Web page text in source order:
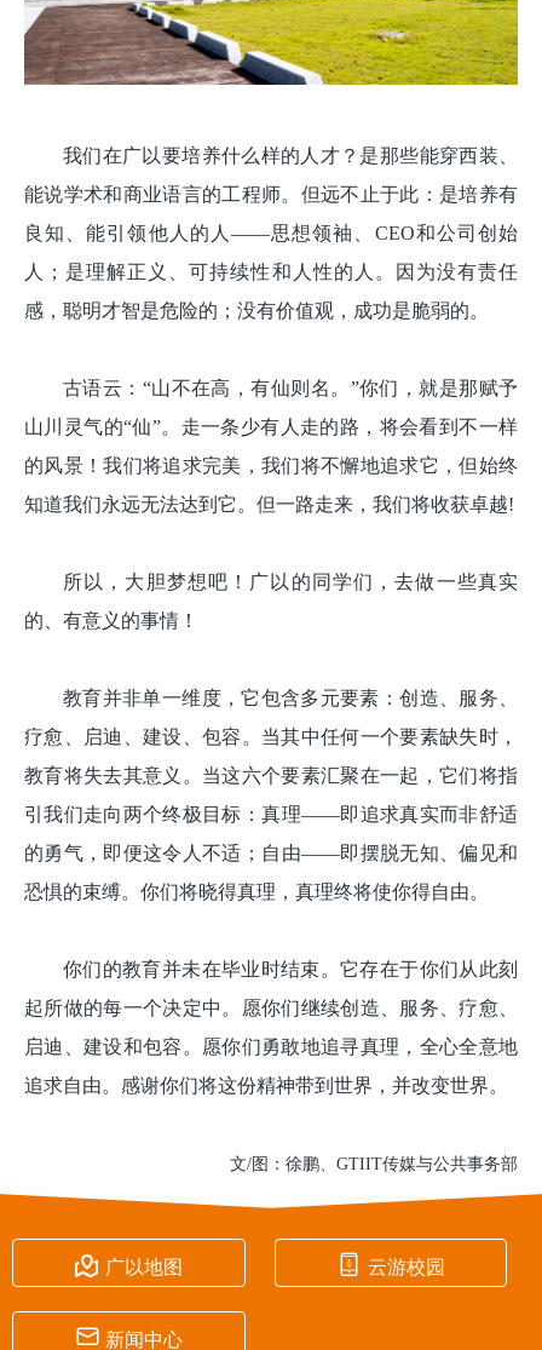
我们在广以要培养什么样的人才？是那些能穿西装、
能说学术和商业语言的工程师。但远不止于此：是培养有
良知、能引领他人的人——思想领袖、CEO和公司创始
人；是理解正义、可持续性和人性的人。因为没有责任
感，聪明才智是危险的；没有价值观，成功是脆弱的。
古语云：“山不在高，有仙则名。”你们，就是那赋予
山川灵气的“仙”。走一条少有人走的路，将会看到不一样
的风景！我们将追求完美，我们将不懈地追求它，但始终
知道我们永远无法达到它。但一路走来，我们将收获卓越!
所以，大胆梦想吧！广以的同学们，去做一些真实
的、有意义的事情！
教育并非单一维度，它包含多元要素：创造、服务、
疗愈、启迪、建设、包容。当其中任何一个要素缺失时，
教育将失去其意义。当这六个要素汇聚在一起，它们将指
引我们走向两个终极目标：真理——即追求真实而非舒适
的勇气，即便这令人不适；自由——即摆脱无知、偏见和
恐惧的束缚。你们将晓得真理，真理终将使你得自由。
你们的教育并未在毕业时结束。它存在于你们从此刻
起所做的每一个决定中。愿你们继续创造、服务、疗愈、
启迪、建设和包容。愿你们勇敢地追寻真理，全心全意地
追求自由。感谢你们将这份精神带到世界，并改变世界。
文/图：徐鹏、GTIIT传媒与公共事务部
 广以地图  云游校园
 新闻中心